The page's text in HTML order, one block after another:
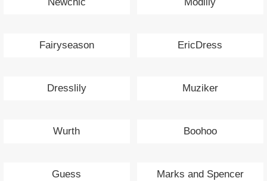
Fairyseason EricDress
Dresslily Muziker
Wurth Boohoo
Guess Marks and Spencer